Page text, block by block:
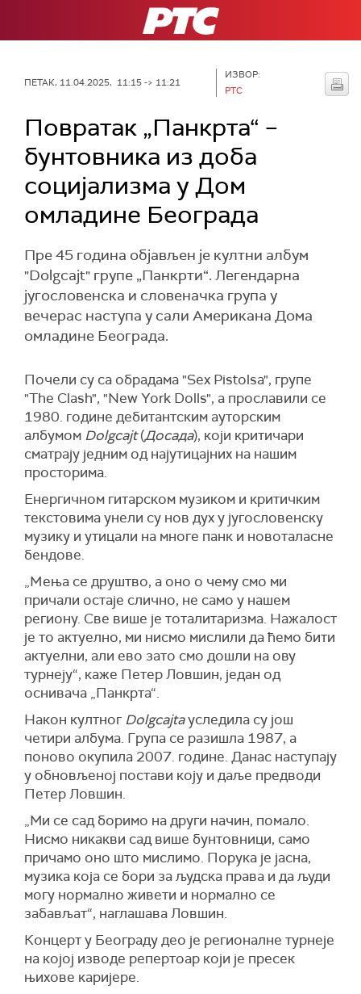
РТС
ПЕТАК, 11.04.2025, 11:15 -> 11:21
ИЗВОР:
РТС
Повратак „Панкрта“ –
бунтовника из доба
социјализма у Дом
омладине Београда
Пре 45 година објављен је култни албум
"Dolgcajt" групе „Панкрти“. Легендарна
југословенска и словеначка група у
вечерас наступа у сали Американа Дома
омладине Београда.
Почели су са обрадама "Sex Pistolsa", групе
"The Clash", "New York Dolls", а прославили се
1980. године дебитантским ауторским
албумом Dolgcajt(Досада), који критичари
сматрају једним од најутицајних на нашим
просторима.
Енергичном гитарском музиком и критичким
текстовима унели су нов дух у југословенску
музику и утицали на многе панк и новоталасне
бендове.
„Mења се друштво, а оно о чему смо ми
причали остаје слично, не само у нашем
региону. Све више је тоталитаризма. Нажалост
је то актуелно, ми нисмо мислили да ћемо бити
актуелни, али ево зато смо дошли на ову
турнеју“, каже Петер Ловшин, један од
оснивача „Панкрта“.
Након култног Dolgcajtaуследила су још
четири албума. Група се разишла 1987, а
поново окупила 2007. године. Данас наступају
у обновљеној постави коју и даље предводи
Петер Ловшин.
„Ми се сад боримо на други начин, помало.
Нисмо никакви сад више бунтовници, само
причамо оно што мислимо. Порука је јасна,
музика која се бори за људска права и да људи
могу нормално живети и нормално се
забављат“, наглашава Ловшин.
Концерт у Београду део је регионалне турнеје
на којој изводе репертоар који је пресек
њихове каријере.